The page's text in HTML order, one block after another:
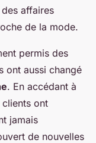
affaires
de la mode.
permis des
ont aussi changé
. En accédant à
ont
jamais
de nouvelles